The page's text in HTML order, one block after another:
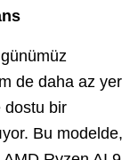
de daha az yer
dostu bir
Bu modelde,